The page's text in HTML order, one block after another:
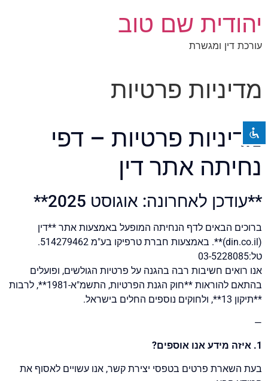
title סמן כותרות
zoom_out זום (הקטנה)
הקטנת גופן
הגדלת גופן
גופן קריא
brightness_high ניגודיות בהירה
brightness_low ניגודיות כהה
format_underlined הוסף קו תחתון לקישורים
סמן קישורים
יהודית שם טוב
עורכת דין ומגשרת
מדיניות פרטיות
מדיניות פרטיות – דפי
נחיתה אתר דין
**עודכן לאחרונה: אוגוסט 2025**
ברוכים הבאים לדף הנחיתה המופעל באמצעות אתר **דין
(din.co.il)**. באמצעות חברת טרפיקו בע"מ 514279462.
טל:03-5228085
אנו רואים חשיבות רבה בהגנה על פרטיות הגולשים, ופועלים
בהתאם להוראות **חוק הגנת הפרטיות, התשמ"א-1981**, לרבות
**תיקון 13**, ולחוקים נוספים החלים בישראל.
—
1. איזה מידע אנו אוספים?
בעת השארת פרטים בטפסי יצירת קשר, אנו עשויים לאסוף את